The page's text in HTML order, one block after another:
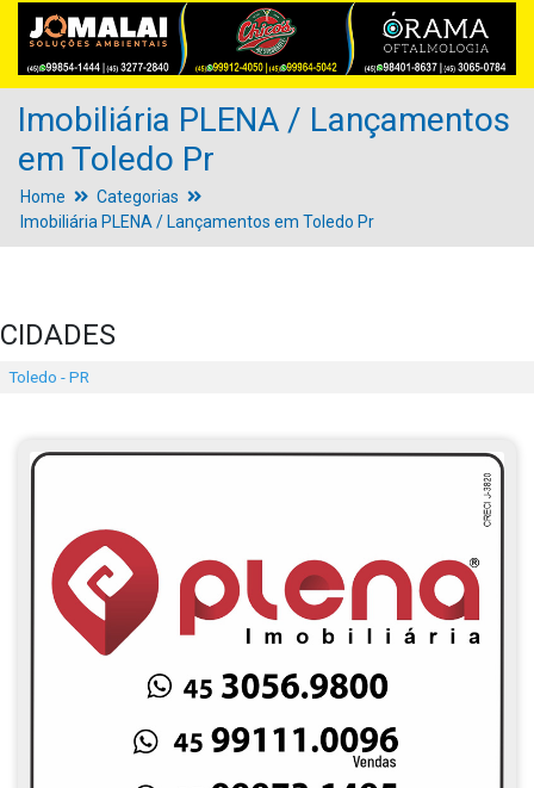
Imobiliária PLENA / Lançamentos
em Toledo Pr
Home
Categorias
Imobiliária PLENA / Lançamentos em Toledo Pr
CIDADES
Toledo - PR